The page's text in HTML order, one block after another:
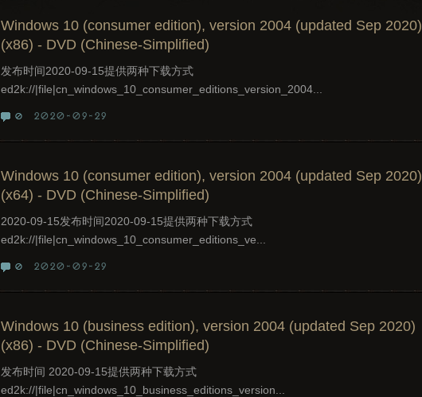
Windows 10 (consumer edition), version 2004 (updated Sep 2020)
(x86) - DVD (Chinese-Simplified)
发布时间2020-09-15提供两种下载方式
ed2k://|file|cn_windows_10_consumer_editions_version_2004...
0 2020-09-29
Windows 10 (consumer edition), version 2004 (updated Sep 2020)
(x64) - DVD (Chinese-Simplified)
2020-09-15发布时间2020-09-15提供两种下载方式
ed2k://|file|cn_windows_10_consumer_editions_ve...
0 2020-09-29
Windows 10 (business edition), version 2004 (updated Sep 2020)
(x86) - DVD (Chinese-Simplified)
发布时间 2020-09-15提供两种下载方式
ed2k://|file|cn_windows_10_business_editions_version...